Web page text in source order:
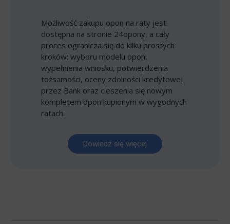
Możliwość zakupu opon na raty jest
dostępna na stronie 24opony, a cały
proces ogranicza się do kilku prostych
kroków: wyboru modelu opon,
wypełnienia wniosku, potwierdzenia
tożsamości, oceny zdolności kredytowej
przez Bank oraz cieszenia się nowym
kompletem opon kupionym w wygodnych
ratach.
Dowiedz się więcej